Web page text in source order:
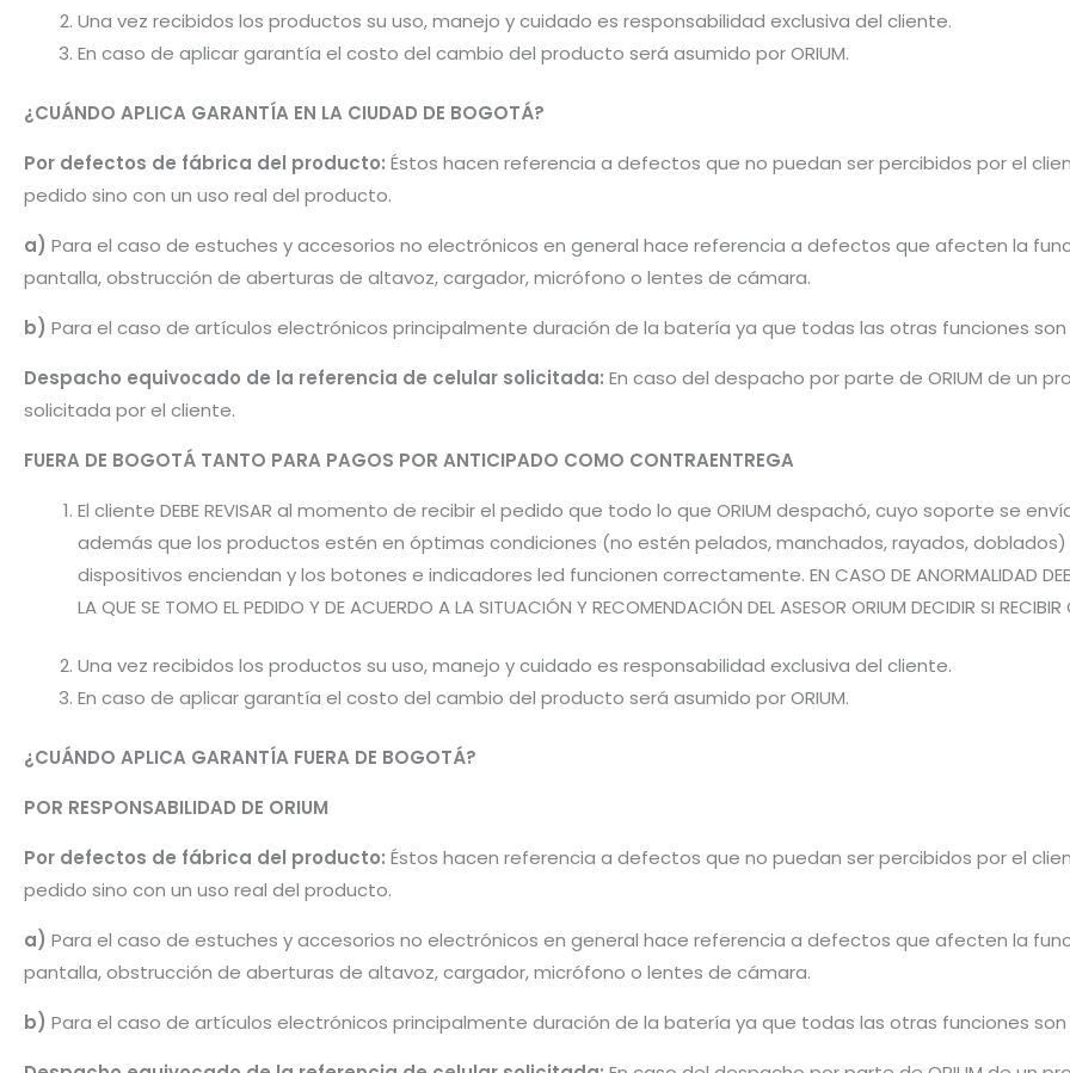
Una vez recibidos los productos su uso, manejo y cuidado es responsabilidad exclusiva del cliente.
En caso de aplicar garantía el costo del cambio del producto será asumido por ORIUM.
¿CUÁNDO APLICA GARANTÍA EN LA CIUDAD DE BOGOTÁ?
Por defectos de fábrica del producto: Éstos hacen referencia a defectos que no puedan ser percibidos por el
pedido sino con un uso real del producto.
a) Para el caso de estuches y accesorios no electrónicos en general hace referencia a defectos que afecten la
pantalla, obstrucción de aberturas de altavoz, cargador, micrófono o lentes de cámara.
b) Para el caso de artículos electrónicos principalmente duración de la batería ya que todas las otras funciones
Despacho equivocado de la referencia de celular solicitada: En caso del despacho por parte de ORIUM de un
solicitada por el cliente.
FUERA DE BOGOTÁ TANTO PARA PAGOS POR ANTICIPADO COMO CONTRAENTREGA
El cliente DEBE REVISAR al momento de recibir el pedido que todo lo que ORIUM despachó, cuyo soporte se
además que los productos estén en óptimas condiciones (no estén pelados, manchados, rayados,
dispositivos enciendan y los botones e indicadores led funcionen correctamente. EN CASO DE ANORMALIDAD DEBE
LA QUE SE TOMO EL PEDIDO Y DE ACUERDO A LA SITUACIÓN Y RECOMENDACIÓN DEL ASESOR ORIUM DECIDIR SI RECIBIR
Una vez recibidos los productos su uso, manejo y cuidado es responsabilidad exclusiva del cliente.
En caso de aplicar garantía el costo del cambio del producto será asumido por ORIUM.
¿CUÁNDO APLICA GARANTÍA FUERA DE BOGOTÁ?
POR RESPONSABILIDAD DE ORIUM
Por defectos de fábrica del producto: Éstos hacen referencia a defectos que no puedan ser percibidos por el
pedido sino con un uso real del producto.
a) Para el caso de estuches y accesorios no electrónicos en general hace referencia a defectos que afecten la
pantalla, obstrucción de aberturas de altavoz, cargador, micrófono o lentes de cámara.
b) Para el caso de artículos electrónicos principalmente duración de la batería ya que todas las otras funciones